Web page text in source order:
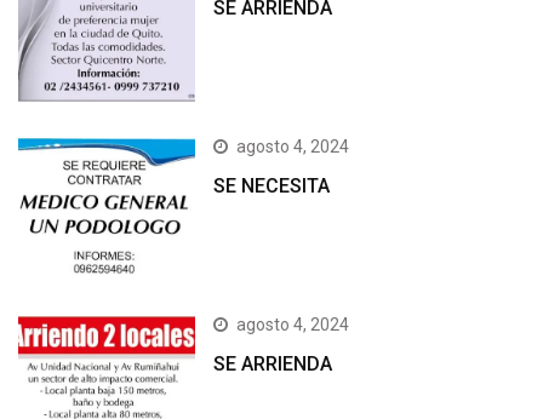
SE ARRIENDA
agosto 4, 2024
SE NECESITA
agosto 4, 2024
SE ARRIENDA